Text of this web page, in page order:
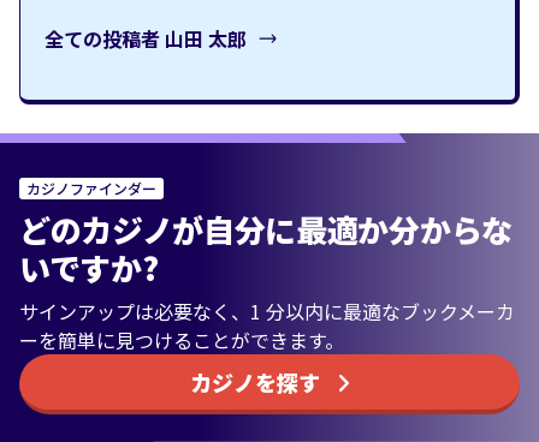
全ての投稿者 山田 太郎
カジノファインダー
どのカジノが自分に最適か分からな
いですか?
サインアップは必要なく、1 分以内に最適なブックメーカ
ーを簡単に見つけることができます。
カジノを探す